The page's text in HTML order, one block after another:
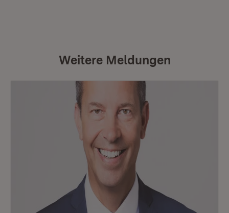
Weitere Meldungen